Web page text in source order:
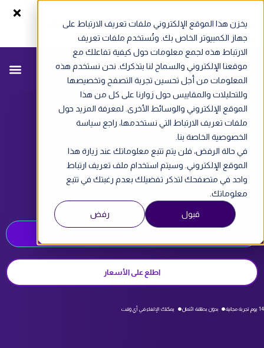
يخزن هذا الموقع الإلكتروني ملفات تعريف الارتباط على
جهاز الكمبيوتر الخاص بك. وتُستخدم ملفات تعريف
الارتباط هذه لجمع معلومات حول كيفية تفاعلك مع
موقعنا الإلكتروني والسماح لنا بتذكرك. نحن نستخدم هذه
المعلومات من أجل تحسين تجربة التصفح وتخصيصها
وللتحليلات والمقاييس حول زوارنا على كل من هذا
الموقع الإلكتروني والوسائط الأخرى. لمعرفة المزيد حول
ملفات تعريف الارتباط التي نستخدمها، راجع سياسة
الخصوصية الخاصة بنا.
في حالة الرفض، فلن يتم تتبع معلوماتك عند زيارة هذا
الموقع الإلكتروني. وسيتم استخدام ملف تعريف ارتباط
واحد في متصفحك لتذكر تفضيلك بعدم رغبتك في تتبع
معلوماتك.
قبول رفض
ندوة أونلاين - الفاتورة الإلكترونية في الإمارات سجل الآن
تبسيط إدارة
برنامج محاسبة
مصمم للأعمال المتنامية
اطلع على الأسعار
14 يوم تجربة مجانية بدون بطاقة ائتمان يمكنك الإلغاء في أي وقت